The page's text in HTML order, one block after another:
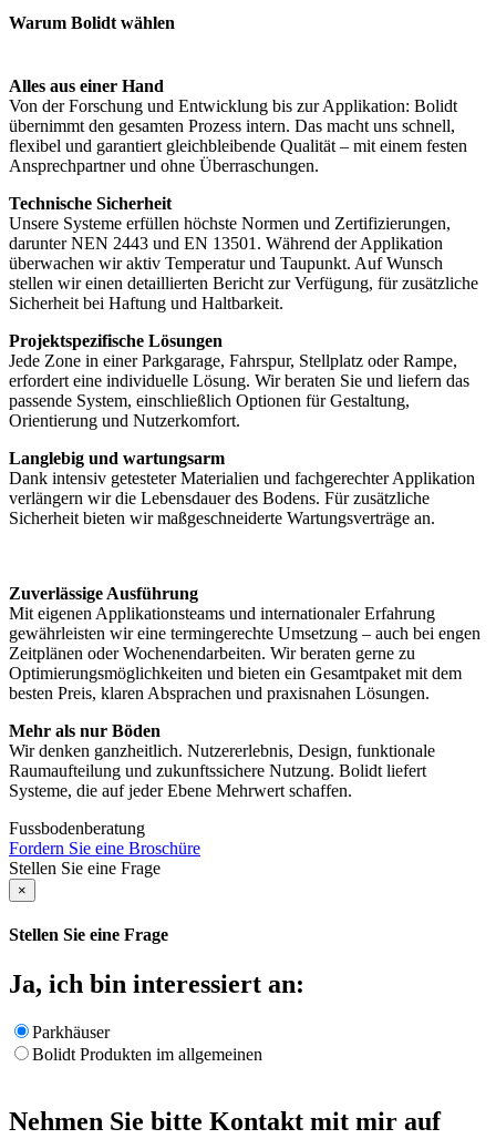
Warum Bolidt wählen
Alles aus einer Hand
Von der Forschung und Entwicklung bis zur Applikation: Bolidt
übernimmt den gesamten Prozess intern. Das macht uns schnell,
flexibel und garantiert gleichbleibende Qualität – mit einem festen
Ansprechpartner und ohne Überraschungen.
Technische Sicherheit
Unsere Systeme erfüllen höchste Normen und Zertifizierungen,
darunter NEN 2443 und EN 13501. Während der Applikation
überwachen wir aktiv Temperatur und Taupunkt. Auf Wunsch
stellen wir einen detaillierten Bericht zur Verfügung, für zusätzliche
Sicherheit bei Haftung und Haltbarkeit.
Projektspezifische Lösungen
Jede Zone in einer Parkgarage, Fahrspur, Stellplatz oder Rampe,
erfordert eine individuelle Lösung. Wir beraten Sie und liefern das
passende System, einschließlich Optionen für Gestaltung,
Orientierung und Nutzerkomfort.
Langlebig und wartungsarm
Dank intensiv getesteter Materialien und fachgerechter Applikation
verlängern wir die Lebensdauer des Bodens. Für zusätzliche
Sicherheit bieten wir maßgeschneiderte Wartungsverträge an.
Zuverlässige Ausführung
Mit eigenen Applikationsteams und internationaler Erfahrung
gewährleisten wir eine termingerechte Umsetzung – auch bei engen
Zeitplänen oder Wochenendarbeiten. Wir beraten gerne zu
Optimierungsmöglichkeiten und bieten ein Gesamtpaket mit dem
besten Preis, klaren Absprachen und praxisnahen Lösungen.
Mehr als nur Böden
Wir denken ganzheitlich. Nutzererlebnis, Design, funktionale
Raumaufteilung und zukunftssichere Nutzung. Bolidt liefert
Systeme, die auf jeder Ebene Mehrwert schaffen.
Fussbodenberatung
Fordern Sie eine Broschüre
Stellen Sie eine Frage
×
Stellen Sie eine Frage
Ja, ich bin interessiert an:
Parkhäuser
Bolidt Produkten im allgemeinen
Nehmen Sie bitte Kontakt mit mir auf